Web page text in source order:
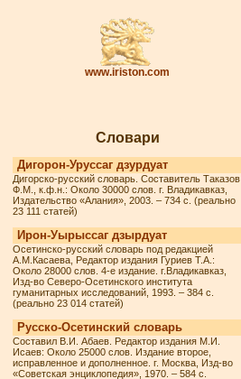
www.iriston.com
Словари
Дигорон-Уруссаг дзурдуат
Дигорско-русский словарь. Составитель Таказов
Ф.М., к.ф.н.: Около 30000 слов. г. Владикавказ,
Издательство «Алания», 2003. – 734 с. (реально
23 111 статей)
Ирон-Уырыссаг дзырдуат
Осетинско-русский словарь под редакцией
А.М.Касаева, Редактор издания Гуриев Т.А.:
Около 28000 слов. 4-е издание. г.Владикавказ,
Изд-во Северо-Осетинского института
гуманитарных исследований, 1993. – 384 с.
(реально 23 014 статей)
Русско-Осетинский словарь
Составил В.И. Абаев. Редактор издания М.И.
Исаев: Около 25000 слов. Издание второе,
исправленное и дополненное. г. Москва, Изд-во
«Советская энциклопедия», 1970. – 584 с.